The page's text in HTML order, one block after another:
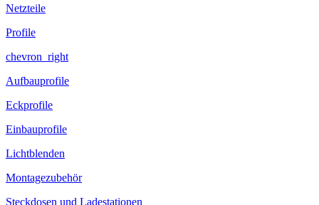
Netzteile
Profile
chevron_right
Aufbauprofile
Eckprofile
Einbauprofile
Lichtblenden
Montagezubehör
Steckdosen und Ladestationen